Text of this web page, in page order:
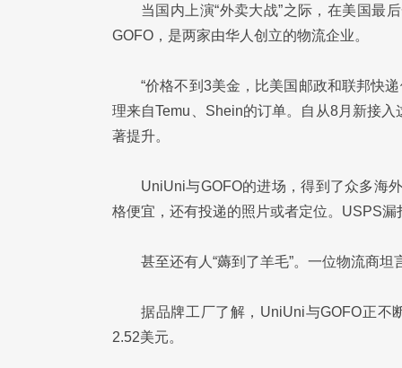
当国内上演“外卖大战”之际，在美国最
GOFO，是两家由华人创立的物流企业。
“价格不到3美金，比美国邮政和联邦快
理来自Temu、Shein的订单。自从8月新接
著提升。
UniUni与GOFO的进场，得到了众多海
格便宜，还有投递的照片或者定位。USPS
甚至还有人“薅到了羊毛”。一位物流商
据品牌工厂了解，UniUni与GOFO正不
2.52美元。